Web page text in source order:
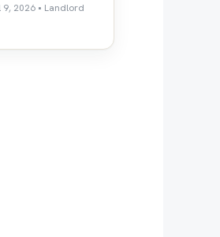
2026 • Landlord